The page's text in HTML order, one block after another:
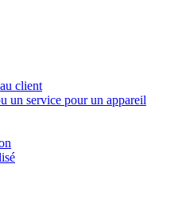
client
un service pour un appareil